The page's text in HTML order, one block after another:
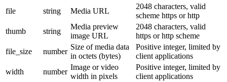
file string Media URL
2048 characters, valid
scheme https or http
thumb
string
Media preview
image URL
2048 characters, valid
https or http scheme
file_size
number
Size of media data
in octets (bytes)
Positive integer, limited by
client applications
width
number
Image or video
width in pixels
Positive integer, limited by
client applications